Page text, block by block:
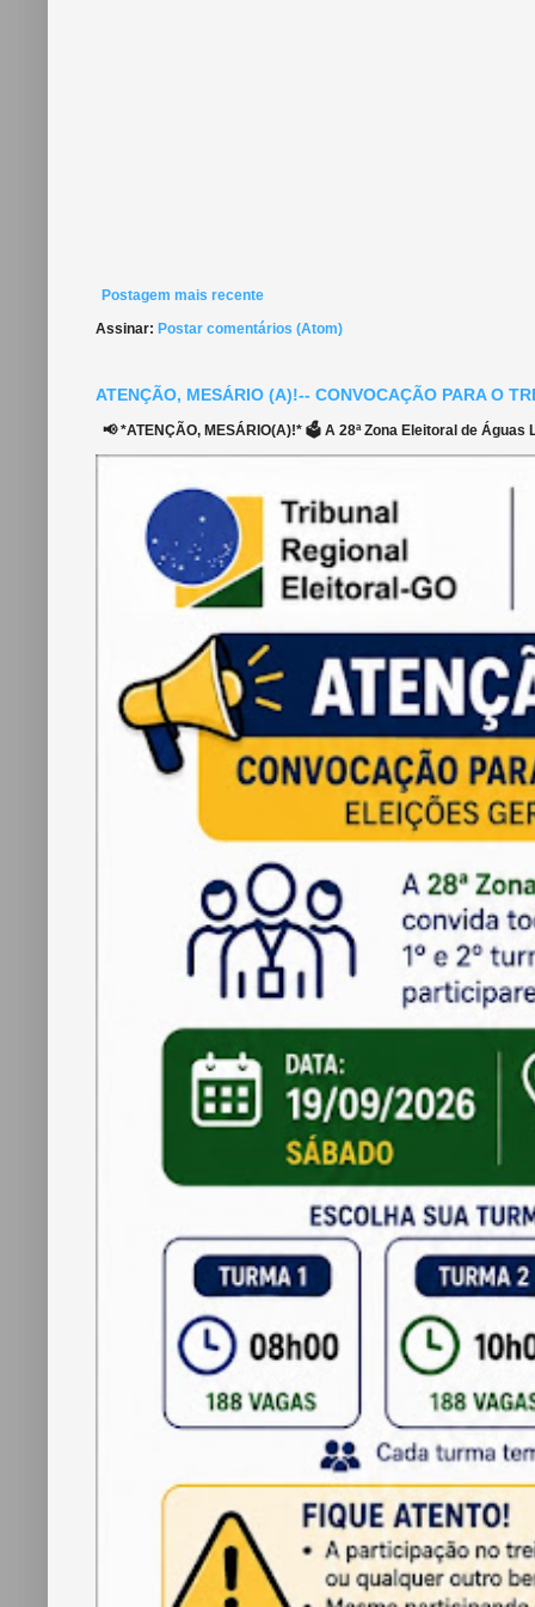
Postagem mais recente
Assinar: Postar comentários (Atom)
ATENÇÃO, MESÁRIO (A)!-- CONVOCAÇÃO PARA O
📢 *ATENÇÃO, MESÁRIO(A)!* 🗳️ A 28ª Zona Eleitoral de